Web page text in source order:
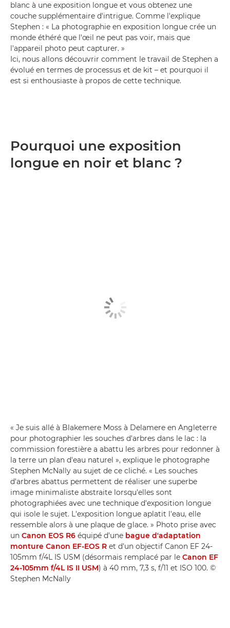
blanc à une exposition longue et vous obtenez une
couche supplémentaire d'intrigue. Comme l'explique
Stephen : « La photographie en exposition longue crée un
monde éthéré que l'œil ne peut pas voir, mais que
l'appareil photo peut capturer. »
Ici, nous allons découvrir comment le travail de Stephen a
évolué en termes de processus et de kit – et pourquoi il
est si enthousiaste à propos de cette technique.
Pourquoi une exposition
longue en noir et blanc ?
« Je suis allé à Blakemere Moss à Delamere en Angleterre
pour photographier les souches d'arbres dans le lac : la
commission forestière a abattu les arbres pour redonner à
la terre un plan d'eau naturel », explique le photographe
Stephen McNally au sujet de ce cliché. « Les souches
d'arbres abattus permettent de réaliser une superbe
image minimaliste abstraite lorsqu'elles sont
photographiées avec une technique d'exposition longue
qui isole le sujet. L'exposition longue aplatit l'eau, elle
ressemble alors à une plaque de glace. » Photo prise avec
un Canon EOS R6 équipé d'une bague d'adaptation
monture Canon EF-EOS R et d'un objectif Canon EF 24-
105mm f/4L IS USM (désormais remplacé par le Canon EF
24-105mm f/4L IS II USM) à 40 mm, 7,3 s, f/11 et ISO 100. ©
Stephen McNally